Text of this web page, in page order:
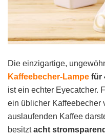
Die einzigartige,
Kaffeebecher-Lampe für
ist ein echter Eyecatcher.
ein üblicher Kaffeebecher
auslaufenden Kaffee
besitztacht